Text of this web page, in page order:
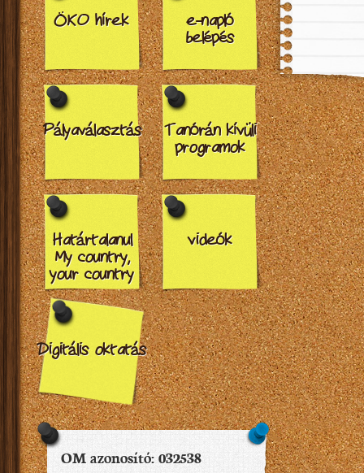
ÖKO hírek
e-napló
belépés
Pályaválasztás
Tanórán kívüli
programok
Határtalanul
My country,
your country
videók
Digitális oktatás
OM azonosító: 032538